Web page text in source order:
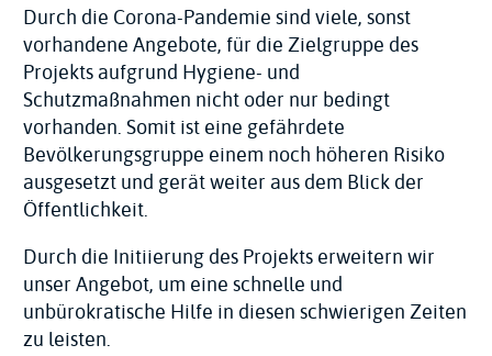
Durch die Corona-Pandemie sind viele, sonst
vorhandene Angebote, für die Zielgruppe des
Projekts aufgrund Hygiene- und
Schutzmaßnahmen nicht oder nur bedingt
vorhanden. Somit ist eine gefährdete
Bevölkerungsgruppe einem noch höheren Risiko
ausgesetzt und gerät weiter aus dem Blick der
Öffentlichkeit.
Durch die Initiierung des Projekts erweitern wir
unser Angebot, um eine schnelle und
unbürokratische Hilfe in diesen schwierigen Zeiten
zu leisten.